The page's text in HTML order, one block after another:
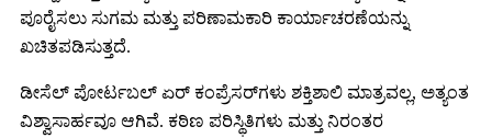
ಪೂರೈಸಲು ಸುಗಮ ಮತ್ತು ಪರಿಣಾಮಕಾರಿ ಕಾರ್ಯಾಚರಣೆಯನ್ನು
ಖಚಿತಪಡಿಸುತ್ತದೆ.
ಡೀಸೆಲ್ ಪೋರ್ಟಬಲ್ ಏರ್ ಕಂಪ್ರೆಸರ್‌ಗಳು ಶಕ್ತಿಶಾಲಿ ಮಾತ್ರವಲ್ಲ, ಅತ್ಯಂತ
ವಿಶ್ವಾಸಾರ್ಹವೂ ಆಗಿವೆ. ಕಠಿಣ ಪರಿಸ್ಥಿತಿಗಳು ಮತ್ತು ನಿರಂತರ